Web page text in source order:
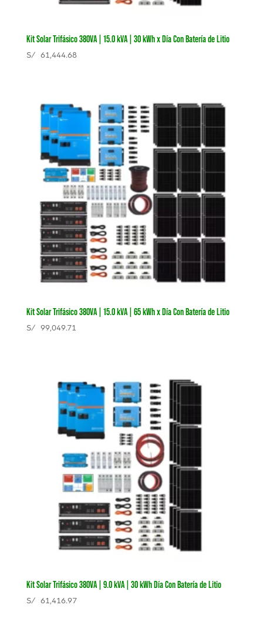
Kit Solar Trifásico 380VA | 15.0 kVA | 30 kWh x Día Con Batería de Litio
S/61,444.68
Kit Solar Trifásico 380VA | 15.0 kVA | 65 kWh x Día Con Batería de Litio
S/99,049.71
Kit Solar Trifásico 380VA | 9.0 kVA | 30 kWh Día Con Batería de Litio
S/61,416.97